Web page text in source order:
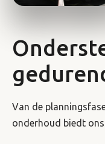
Van de
onderhoud biedt